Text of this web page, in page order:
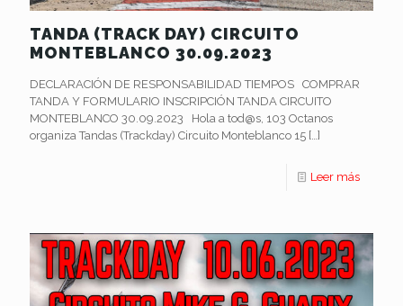
TANDA (TRACK DAY) CIRCUITO
MONTEBLANCO 30.09.2023
DECLARACIÓN DE RESPONSABILIDAD TIEMPOS COMPRAR
TANDA Y FORMULARIO INSCRIPCIÓN TANDA CIRCUITO
MONTEBLANCO 30.09.2023 Hola a tod@s, 103 Octanos
organiza Tandas (Trackday) Circuito Monteblanco 15 […]
Leer más